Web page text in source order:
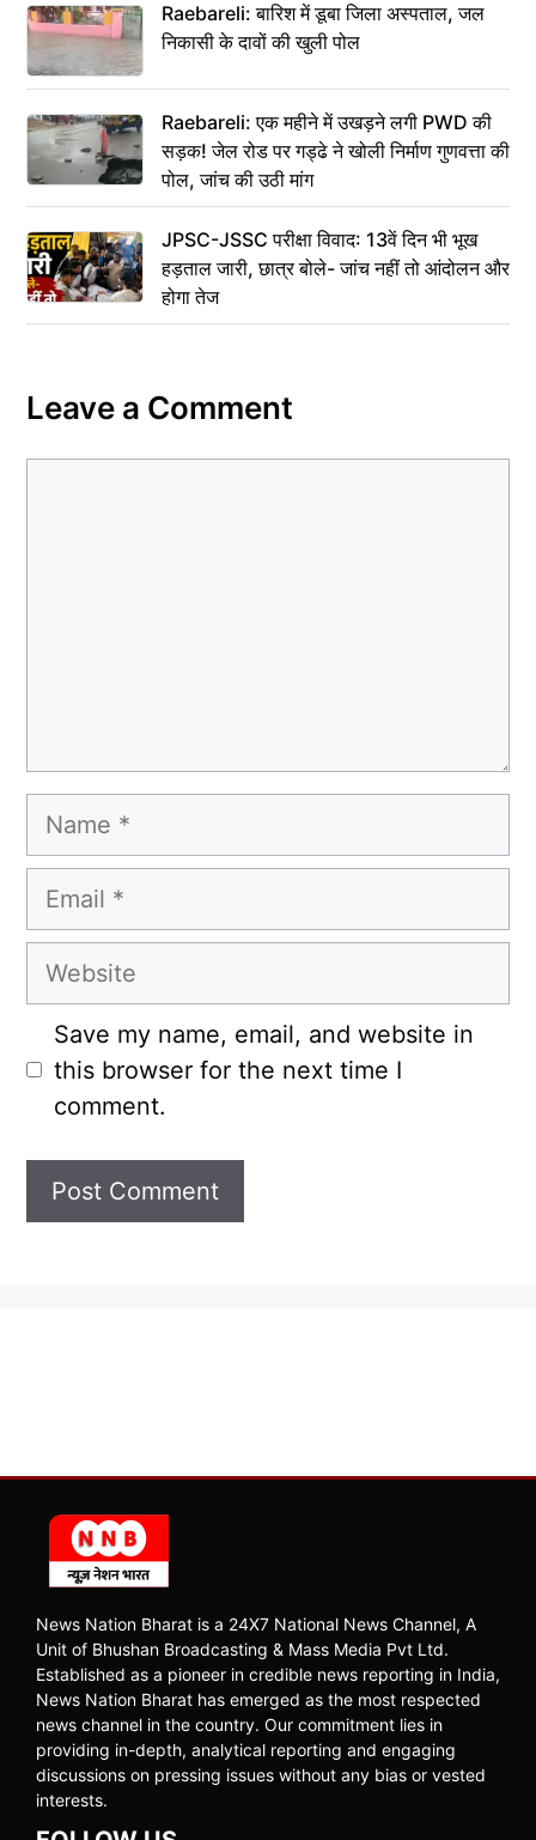
Raebareli: बारिश में डूबा जिला अस्पताल, जल
निकासी के दावों की खुली पोल
Raebareli: एक महीने में उखड़ने लगी PWD की
सड़क! जेल रोड पर गड्ढे ने खोली निर्माण गुणवत्ता की
पोल, जांच की उठी मांग
JPSC-JSSC परीक्षा विवाद: 13वें दिन भी भूख
हड़ताल जारी, छात्र बोले- जांच नहीं तो आंदोलन और
होगा तेज
Leave a Comment
Name
Email
Website
Save my name, email, and website in
this browser for the next time I
comment.
News Nation Bharat is a 24X7 National News Channel, A
Unit of Bhushan Broadcasting & Mass Media Pvt Ltd.
Established as a pioneer in credible news reporting in India,
News Nation Bharat has emerged as the most respected
news channel in the country. Our commitment lies in
providing in-depth, analytical reporting and engaging
discussions on pressing issues without any bias or vested
interests.